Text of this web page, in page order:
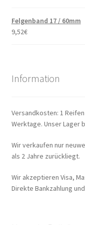
Felgenband 17 / 60mm
9,52€
Information
Versandkosten: 1
Werktage. Unser Lager
Wir verkaufen nur
als 2 Jahre zurückliegt.
Wir akzeptieren Visa,
Direkte Bankzahlung